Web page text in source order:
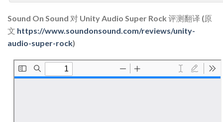
Sound On Sound 对 Unity Audio Super Rock 评测翻译 (原
文 https://www.soundonsound.com/reviews/unity-
audio-super-rock)